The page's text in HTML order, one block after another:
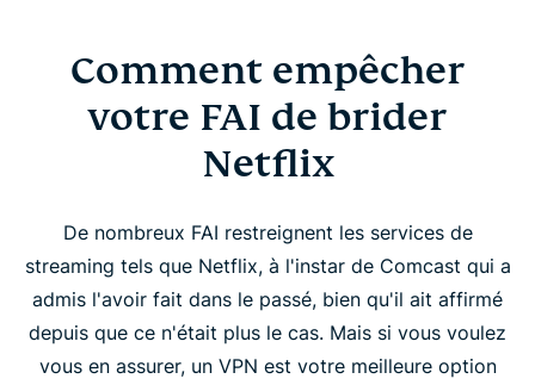
Comment empêcher
votre FAI de brider
Netflix
De nombreux FAI restreignent les services de
streaming tels que Netflix, à l'instar de Comcast qui a
admis l'avoir fait dans le passé, bien qu'il ait affirmé
depuis que ce n'était plus le cas. Mais si vous voulez
vous en assurer, un VPN est votre meilleure option